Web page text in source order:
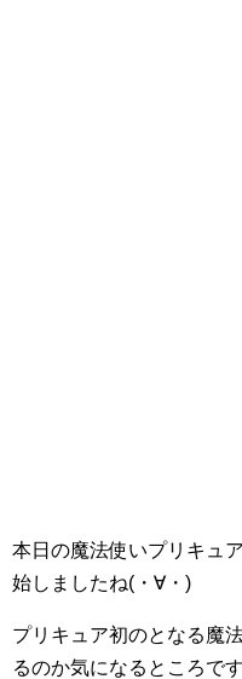
本日の魔法使いプリキュ
始しましたね(・∀・)
プリキュア初のとなる魔
るのか気になるところです